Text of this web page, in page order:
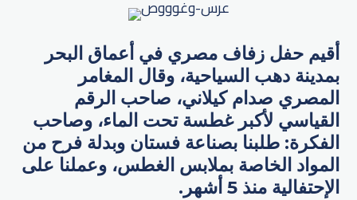
أقيم حفل زفاف مصري في أعماق البحر
بمدينة دهب السياحية، وقال المغامر
المصري صدام كيلاني، صاحب الرقم
القياسي لأكبر غطسة تحت الماء، وصاحب
الفكرة: طلبنا بصناعة فستان وبدلة فرح من
المواد الخاصة بملابس الغطس، وعملنا على
الإحتفالية منذ 5 أشهر.